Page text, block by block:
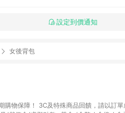
設定到價通知
女後背包
！ 3C及特殊商品回饋，請以訂單成立通知為準 1. 請